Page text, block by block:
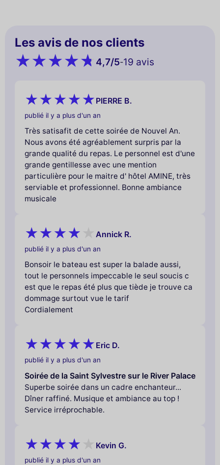
Les avis de nos clients
4,7/5-19 avis
PIERRE B.
publié il y a plus d'un an
Très satisafit de cette soirée de Nouvel An.
Nous avons été agréablement surpris par la
grande qualité du repas. Le personnel est d'une
grande gentillesse avec une mention
particulière pour le maitre d' hôtel AMINE, très
serviable et professionnel. Bonne ambiance
musicale
Annick R.
publié il y a plus d'un an
Bonsoir le bateau est super la balade aussi,
tout le personnels impeccable le seul soucis c
est que le repas été plus que tiède je trouve ca
dommage surtout vue le tarif
Cordialement
Eric D.
publié il y a plus d'un an
Soirée de la Saint Sylvestre sur le River Palace
Superbe soirée dans un cadre enchanteur...
Dîner raffiné. Musique et ambiance au top !
Service irréprochable.
Kevin G.
publié il y a plus d'un an